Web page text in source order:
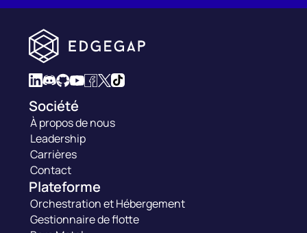
Société
À propos de nous
Leadership
Carrières
Contact
Plateforme
Orchestration et Hébergement
Gestionnaire de flotte